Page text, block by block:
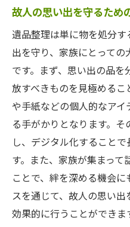
と
費用対効果を考
サービス利用者
遺品整理を通じ
遺品整理の手順と効
る秘訣
初めての遺品整
効率的な遺品整
プロが教える整
遺品整理を通じ
家族の協力を得
故人の思い出を守るため
遺品整理は単に物を処分
出を守り、家族にとって
です。まず、思い出の品
放すべきものを見極める
や手紙などの個人的なア
る手がかりとなります。
し、デジタル化すること
す。また、家族が集まっ
ことで、絆を深める機会
スを通じて、故人の思い
効果的に行うことができま